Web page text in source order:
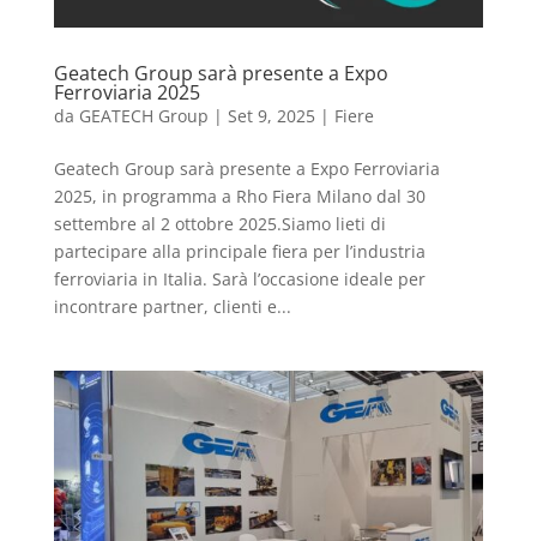
Geatech Group sarà presente a Expo
Ferroviaria 2025
da GEATECH Group | Set 9, 2025| Fiere
Geatech Group sarà presente a Expo Ferroviaria
2025, in programma a Rho Fiera Milano dal 30
settembre al 2 ottobre 2025.Siamo lieti di
partecipare alla principale fiera per l’industria
ferroviaria in Italia. Sarà l’occasione ideale per
incontrare partner, clienti e...